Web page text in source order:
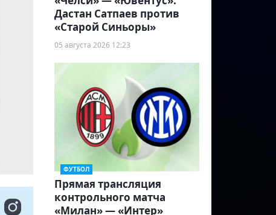
Дастан Сатпаев против
«Старой Синьоры»
05 августа 2026 12:23
ФУТБОЛ
Прямая трансляция
контрольного матча
«Милан» — «Интер»